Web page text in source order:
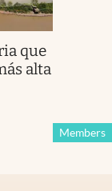
que
alta
Members